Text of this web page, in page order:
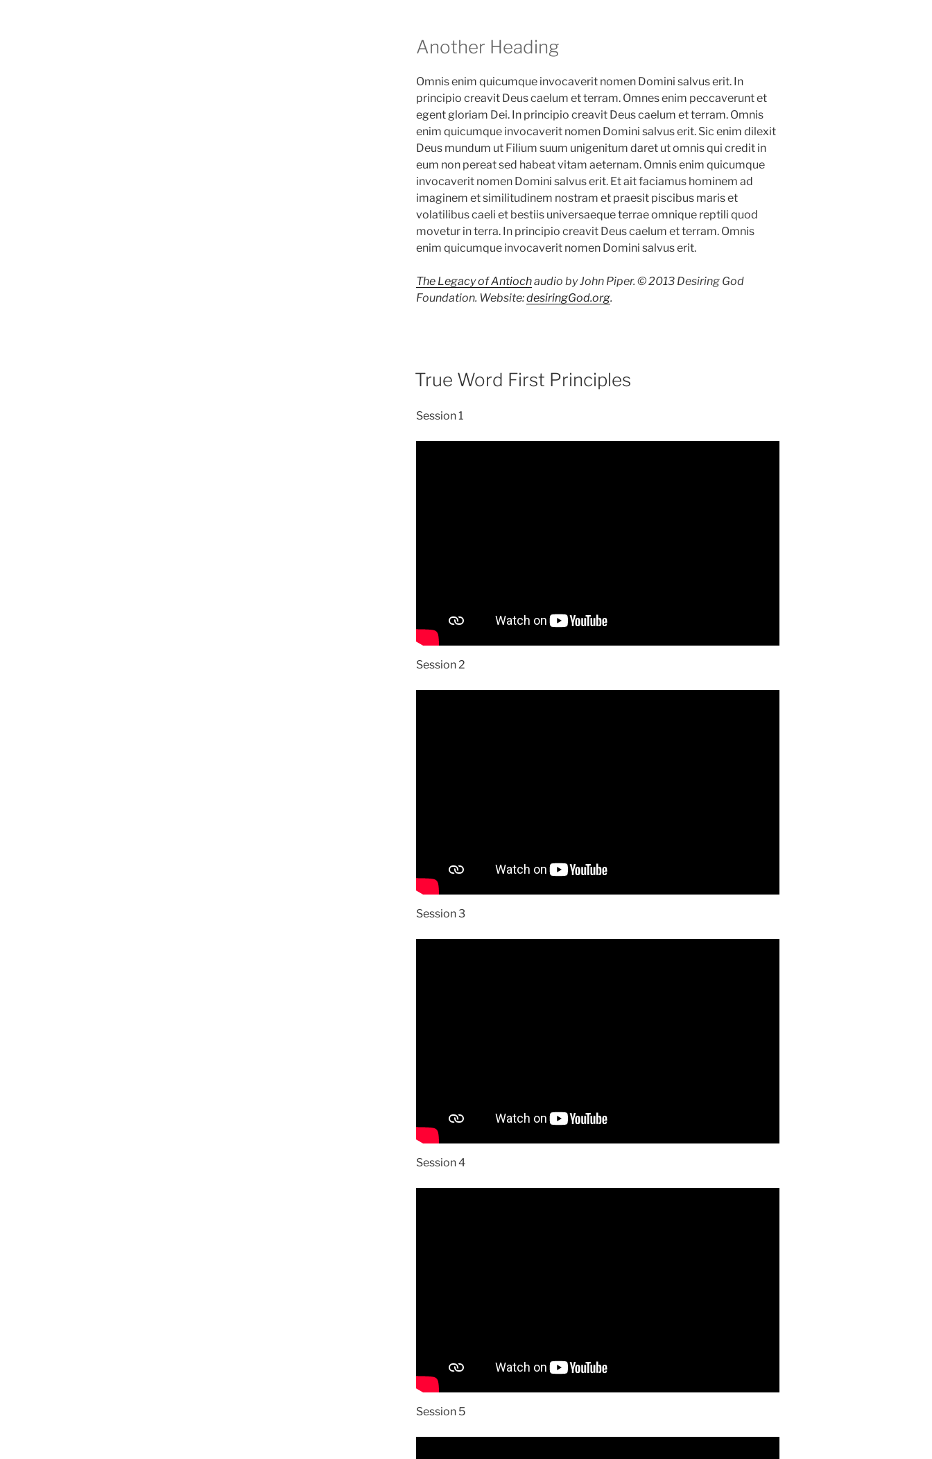
Another Heading
Omnis enim quicumque invocaverit nomen Domini salvus erit. In
principio creavit Deus caelum et terram. Omnes enim peccaverunt et
egent gloriam Dei. In principio creavit Deus caelum et terram. Omnis
enim quicumque invocaverit nomen Domini salvus erit. Sic enim dilexit
Deus mundum ut Filium suum unigenitum daret ut omnis qui credit in
eum non pereat sed habeat vitam aeternam. Omnis enim quicumque
invocaverit nomen Domini salvus erit. Et ait faciamus hominem ad
imaginem et similitudinem nostram et praesit piscibus maris et
volatilibus caeli et bestiis universaeque terrae omnique reptili quod
movetur in terra. In principio creavit Deus caelum et terram. Omnis
enim quicumque invocaverit nomen Domini salvus erit.
The Legacy of Antiochaudio by John Piper. © 2013 Desiring God
Foundation. Website:desiringGod.org.
True Word First Principles
Session 1
Session 2
Session 3
Session 4
Session 5